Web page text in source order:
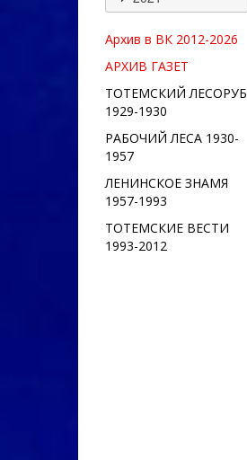
Архив в ВК 2012-2026
АРХИВ ГАЗЕТ
ТОТЕМСКИЙ ЛЕСОРУБ
1929-1930
РАБОЧИЙ ЛЕСА 1930-
1957
ЛЕНИНСКОЕ ЗНАМЯ
1957-1993
ТОТЕМСКИЕ ВЕСТИ
1993-2012